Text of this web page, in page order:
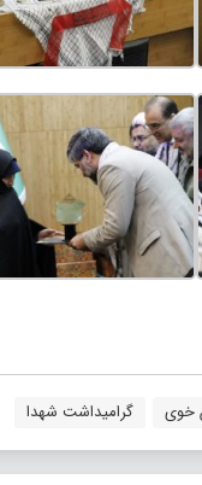
خوی گرامیداشت شهدا